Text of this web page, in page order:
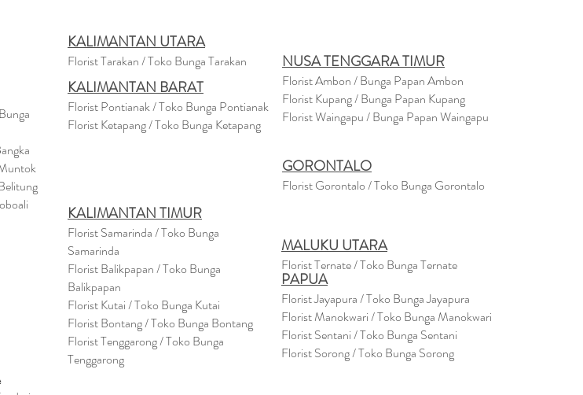
KALIMANTAN UTARA
Florist Tarakan / Toko Bunga Tarakan
KALIMANTAN BARAT
Florist Pontianak / Toko Bunga Pontianak
Florist Ketapang / Toko Bunga Ketapang
KALIMANTAN TIMUR
Florist Samarinda / Toko Bunga
Samarinda
Florist Balikpapan / Toko Bunga
Balikpapan
Florist Kutai / Toko Bunga Kutai
Florist Bontang / Toko Bunga Bontang
Florist Tenggarong / Toko Bunga
Tenggarong
NUSA TENGGARA TIMUR
Florist Ambon / Bunga Papan Ambon
Florist Kupang / Bunga Papan Kupang
Florist Waingapu / Bunga Papan Waingapu
GORONTALO
Florist Gorontalo / Toko Bunga Gorontalo
MALUKU UTARA
Florist Ternate / Toko Bunga Ternate
PAPUA
Florist Jayapura / Toko Bunga Jayapura
Florist Manokwari / Toko Bunga Manokwari
Florist Sentani / Toko Bunga Sentani
Florist Sorong / Toko Bunga Sorong